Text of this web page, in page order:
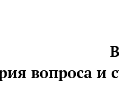
вопроса и